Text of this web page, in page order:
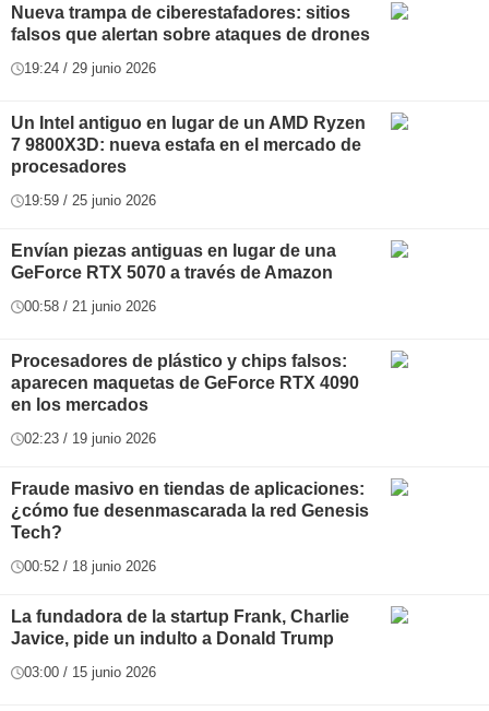
Nueva trampa de ciberestafadores: sitios
falsos que alertan sobre ataques de drones
19:24 / 29 junio 2026
Un Intel antiguo en lugar de un AMD Ryzen
7 9800X3D: nueva estafa en el mercado de
procesadores
19:59 / 25 junio 2026
Envían piezas antiguas en lugar de una
GeForce RTX 5070 a través de Amazon
00:58 / 21 junio 2026
Procesadores de plástico y chips falsos:
aparecen maquetas de GeForce RTX 4090
en los mercados
02:23 / 19 junio 2026
Fraude masivo en tiendas de aplicaciones:
¿cómo fue desenmascarada la red Genesis
Tech?
00:52 / 18 junio 2026
La fundadora de la startup Frank, Charlie
Javice, pide un indulto a Donald Trump
03:00 / 15 junio 2026